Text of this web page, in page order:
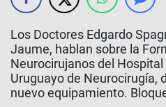
Los Doctores Edgardo
Jaume, hablan sobre la
Neurocirujanos del
Uruguayo de Neurocirugía,
nuevo equipamiento.